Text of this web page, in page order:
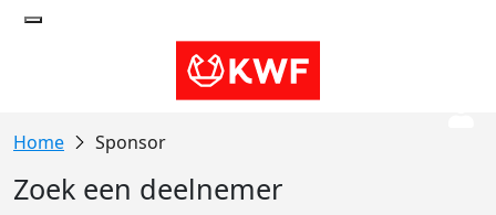
Sponsor
Zoek een deelnemer